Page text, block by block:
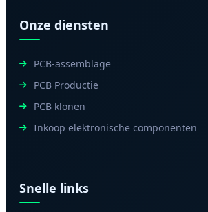
Onze diensten
PCB-assemblage
PCB Productie
PCB klonen
Inkoop elektronische componenten
Snelle links